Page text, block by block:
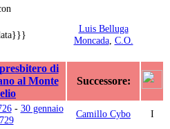
Luis Belluga
Moncada, C.O.
di
al Monte
Successore:
- 30 gennaio
Camillo Cybo
I